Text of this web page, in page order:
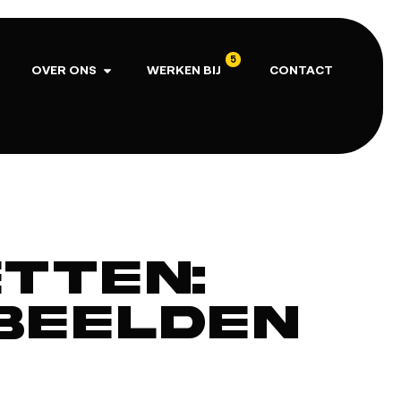
OVER ONS WERKEN BIJ
5
CONTACT